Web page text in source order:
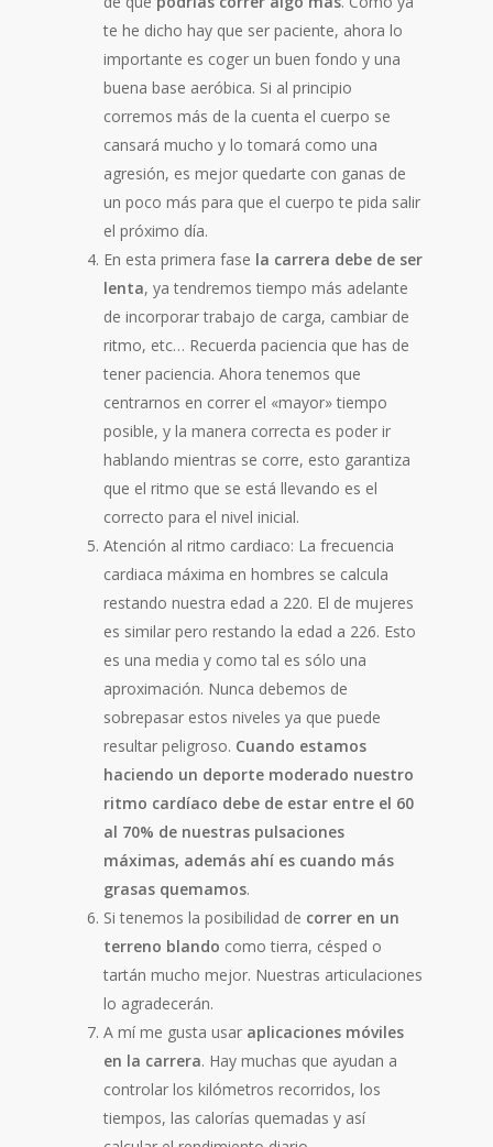
te he dicho hay que ser paciente, ahora lo
importante es coger un buen fondo y una
buena base aeróbica. Si al principio
corremos más de la cuenta el cuerpo se
cansará mucho y lo tomará como una
agresión, es mejor quedarte con ganas de
un poco más para que el cuerpo te pida salir
el próximo día.
En esta primera fase la carrera debe de ser
lenta, ya tendremos tiempo más adelante
de incorporar trabajo de carga, cambiar de
ritmo, etc… Recuerda paciencia que has de
tener paciencia. Ahora tenemos que
centrarnos en correr el «mayor» tiempo
posible, y la manera correcta es poder ir
hablando mientras se corre, esto garantiza
que el ritmo que se está llevando es el
correcto para el nivel inicial.
Atención al ritmo cardiaco: La frecuencia
cardiaca máxima en hombres se calcula
restando nuestra edad a 220. El de mujeres
es similar pero restando la edad a 226. Esto
es una media y como tal es sólo una
aproximación. Nunca debemos de
sobrepasar estos niveles ya que puede
resultar peligroso. Cuando estamos
haciendo un deporte moderado nuestro
ritmo cardíaco debe de estar entre el 60
al 70% de nuestras pulsaciones
máximas, además ahí es cuando más
grasas quemamos.
Si tenemos la posibilidad de correr en un
terreno blando como tierra, césped o
tartán mucho mejor. Nuestras articulaciones
lo agradecerán.
A mí me gusta usar aplicaciones móviles
en la carrera. Hay muchas que ayudan a
controlar los kilómetros recorridos, los
tiempos, las calorías quemadas y así